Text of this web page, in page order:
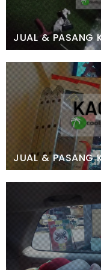
JUAL & PASANG
JUAL & PASANG